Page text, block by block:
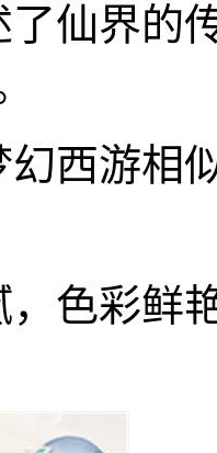
仙界的
西游相
色彩鲜